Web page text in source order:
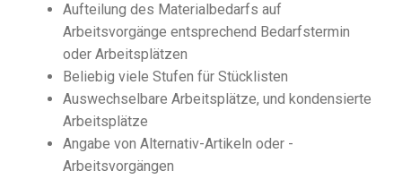
Aufteilung des Materialbedarfs auf
Arbeitsvorgänge entsprechend Bedarfstermin
oder Arbeitsplätzen
Beliebig viele Stufen für Stücklisten
Auswechselbare Arbeitsplätze, und kondensierte
Arbeitsplätze
Angabe von Alternativ-Artikeln oder -
Arbeitsvorgängen